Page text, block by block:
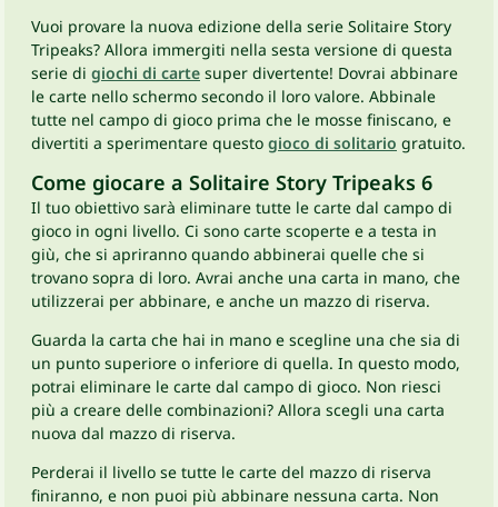
Vuoi provare la nuova edizione della serie Solitaire Story
Tripeaks? Allora immergiti nella sesta versione di questa
serie di giochi di carte super divertente! Dovrai abbinare
le carte nello schermo secondo il loro valore. Abbinale
tutte nel campo di gioco prima che le mosse finiscano, e
divertiti a sperimentare questo gioco di solitario gratuito.
Come giocare a Solitaire Story Tripeaks 6
Il tuo obiettivo sarà eliminare tutte le carte dal campo di
gioco in ogni livello. Ci sono carte scoperte e a testa in
giù, che si apriranno quando abbinerai quelle che si
trovano sopra di loro. Avrai anche una carta in mano, che
utilizzerai per abbinare, e anche un mazzo di riserva.
Guarda la carta che hai in mano e scegline una che sia di
un punto superiore o inferiore di quella. In questo modo,
potrai eliminare le carte dal campo di gioco. Non riesci
più a creare delle combinazioni? Allora scegli una carta
nuova dal mazzo di riserva.
Perderai il livello se tutte le carte del mazzo di riserva
finiranno, e non puoi più abbinare nessuna carta. Non